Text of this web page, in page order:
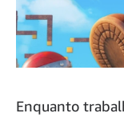
Enquanto